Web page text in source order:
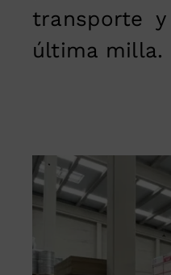
transporte
última milla.